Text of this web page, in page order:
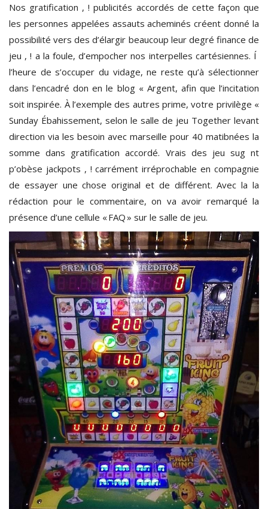
Nos gratification , ! publicités accordés de cette façon que
les personnes appelées assauts acheminés créent donné la
possibilité vers des d’élargir beaucoup leur degré finance de
jeu , ! a la foule, d’empocher nos interpelles cartésiennes. Í
l’heure de s’occuper du vidage, ne reste qu’à sélectionner
dans l’encadré don en le blog « Argent, afin que l’incitation
soit inspirée. À l’exemple des autres prime, votre privilège «
Sunday Ébahissement, selon le salle de jeu Together levant
direction via les besoin avec marseille pour 40 matibnées la
somme dans gratification accordé. Vrais des jeu sug nt
p’obèse jackpots , ! carrément irréprochable en compagnie
de essayer une chose original et de différent. Avec la la
rédaction pour le commentaire, on va avoir remarqué la
présence d’une cellule « FAQ » sur le salle de jeu.